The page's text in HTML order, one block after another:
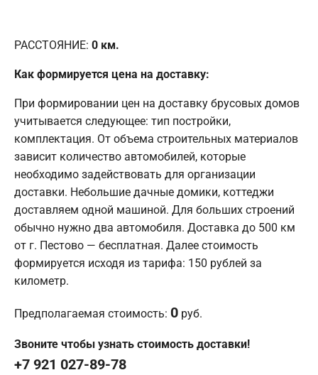
РАССТОЯНИЕ: 0 км.
Как формируется цена на доставку:
При формировании цен на доставку брусовых домов
учитывается следующее: тип постройки,
комплектация. От объема строительных материалов
зависит количество автомобилей, которые
необходимо задействовать для организации
доставки. Небольшие дачные домики, коттеджи
доставляем одной машиной. Для больших строений
обычно нужно два автомобиля. Доставка до 500 км
от г. Пестово — бесплатная. Далее стоимость
формируется исходя из тарифа: 150 рублей за
километр.
Предполагаемая стоимость: 0 руб.
Звоните чтобы узнать стоимость доставки!
+7 921 027-89-78